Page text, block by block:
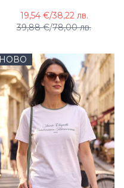
39,88 €/78,00 лв.
19,54 €/38,22 лв.
НОВО